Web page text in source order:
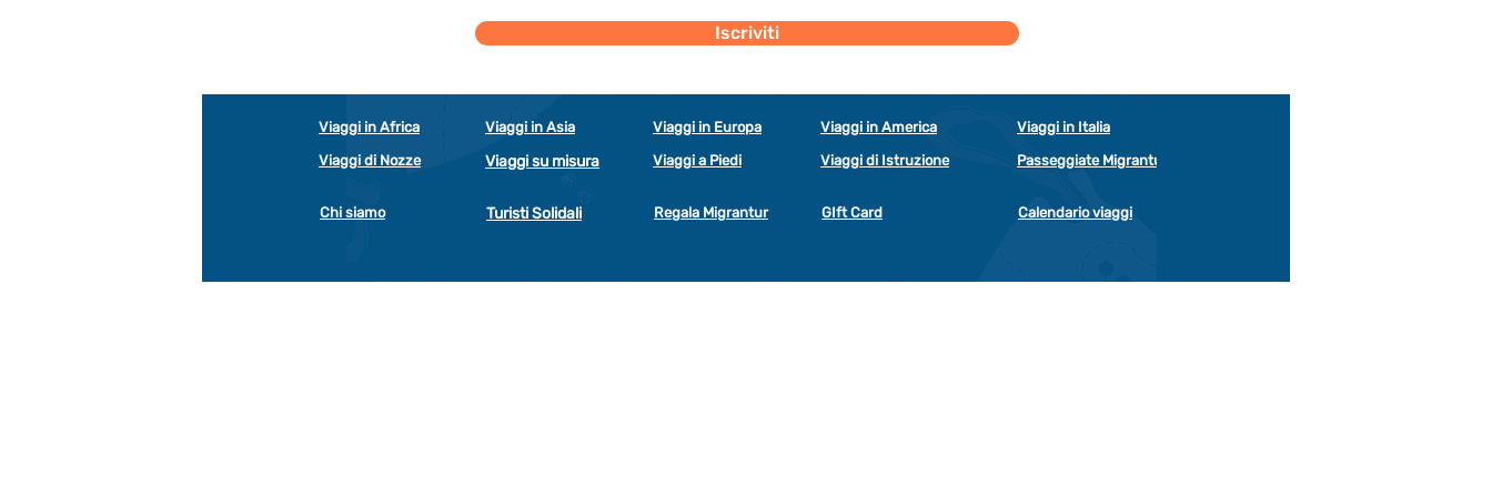
Iscriviti
Viaggi in Africa Viaggi in Asia Viaggi in Europa Viaggi in America
Viaggi in Italia
Viaggi di Nozze
Viaggi su misura Viaggi a Piedi Viaggi di Istruzione Passeggiate Migrantur
Chi siamo Turisti Solidali Regala Migrantur GIft Card Calendario viaggi